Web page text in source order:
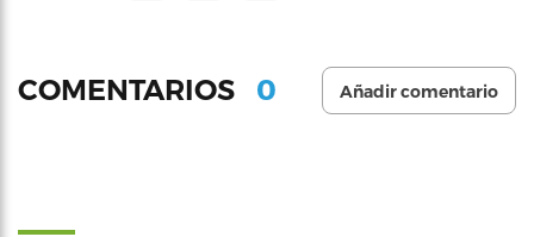
COMENTARIOS 0 Añadir comentario